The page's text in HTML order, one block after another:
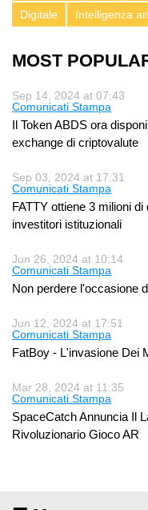
Digitale
Intelligenza
MOST
Sep 14, 2024 at 07:43
Comunicati Stampa
Il Token ABDS ora
exchange di criptovalute
Sep 03, 2024 at 17:31
Comunicati Stampa
FATTY ottiene 3 milioni
investitori istituzionali
Jun 26, 2024 at 10:14
Comunicati Stampa
Non perdere l'occasione
Jun 12, 2024 at 17:51
Comunicati Stampa
FatBoy - L'invasione Dei
Mar 28, 2024 at 11:35
Comunicati Stampa
SpaceCatch Annuncia Il
Rivoluzionario Gioco AR